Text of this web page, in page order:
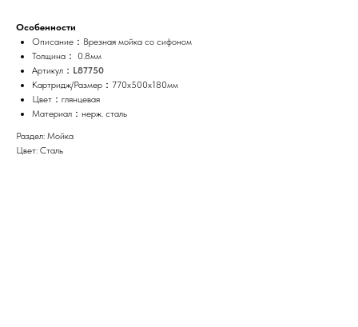
Особенности
Описание：Врезная мойка со сифоном
Толщина： 0.8мм
Артикул： L87750
Картридж/Размер：770x500x180мм
Цвет：глянцевая
Материал：нерж. сталь
Раздел: Мойка
Цвет: Сталь